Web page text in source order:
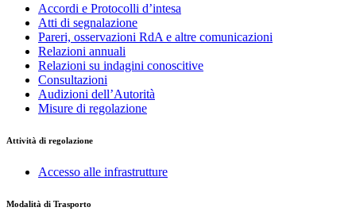
Accordi e Protocolli d’intesa
Atti di segnalazione
Pareri, osservazioni RdA e altre comunicazioni
Relazioni annuali
Relazioni su indagini conoscitive
Consultazioni
Audizioni dell’Autorità
Misure di regolazione
Attività di regolazione
Accesso alle infrastrutture
Modalità di Trasporto